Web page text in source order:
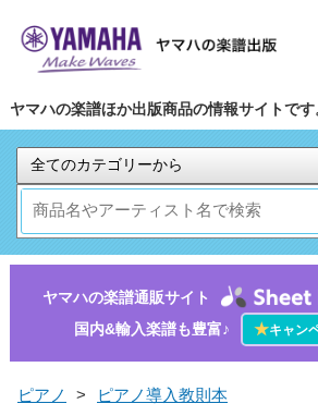
ヤマハの楽譜ほか出版商品の情報サイトです
ヤマハの楽譜通販サイト
国内&輸入楽譜も豊富♪
★キャン
ピアノ > ピアノ導入教則本